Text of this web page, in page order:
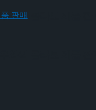
와의 콜라보 제품 판매
와의 콜라보 제품 판매